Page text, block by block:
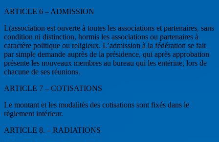
ARTICLE 6 – ADMISSION
L(association est ouverte à toutes les associations et partenaires, sans
condition ni distinction, hormis les associations ou partenaires à
caractère politique ou religieux. L’admission à la fédération se fait
par simple demande auprès de la présidence, qui après approbation
présente les nouveaux membres au bureau qui les entérine, lors de
chacune de ses réunions.
ARTICLE 7 – COTISATIONS
Le montant et les modalités des cotisations sont fixés dans le
règlement intérieur.
ARTICLE 8. – RADIATIONS